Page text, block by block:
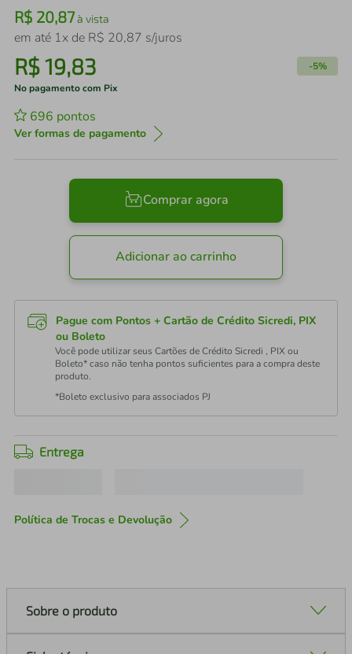
R$ 20,87à vista
em até 1x de R$ 20,87 s/juros
R$19,83 -5%
No pagamento com Pix
696 pontos
Ver formas de pagamento
Comprar agora
Adicionar ao carrinho
Pague com Pontos + Cartão de Crédito Sicredi, PIX
ou Boleto
Você pode utilizar seus Cartões de Crédito Sicredi , PIX ou
Boleto* caso não tenha pontos suficientes para a compra deste
produto.
*Boleto exclusivo para associados PJ
Entrega
Política de Trocas e Devolução
Sobre o produto